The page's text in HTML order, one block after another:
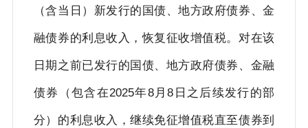
（含当日）新发行的国债、地方政府债券、金
融债券的利息收入，恢复征收增值税。对在该
日期之前已发行的国债、地方政府债券、金融
债券（包含在2025年8月8日之后续发行的部
分）的利息收入，继续免征增值税直至债券到